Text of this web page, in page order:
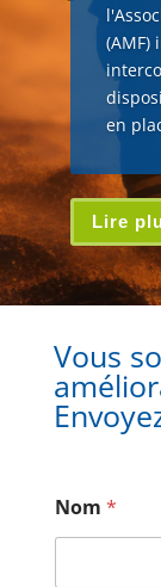
(AMF)
en
Lire
Vous
Nom *